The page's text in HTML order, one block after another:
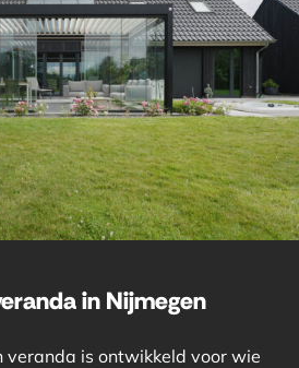
in Nijmegen
veranda is ontwikkeld voor wie